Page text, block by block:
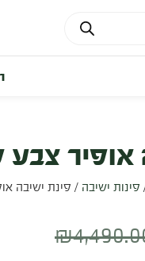
אופיר צבע
פינות ישיבה / פינת ישיבה
₪